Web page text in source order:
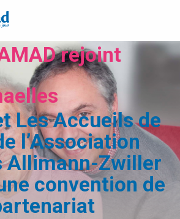
rejoint
Les Accueils de
l’Association
Allimann-Zwiller
convention de